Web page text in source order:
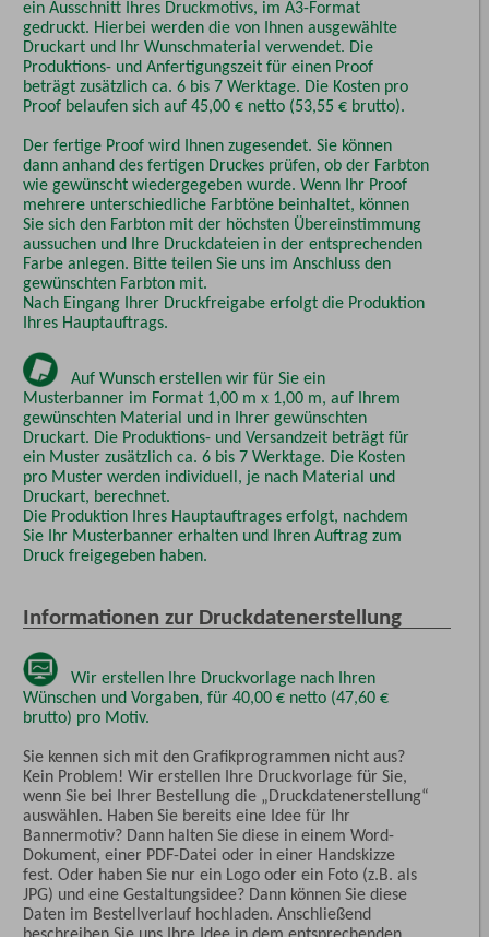
ein Ausschnitt Ihres Druckmotivs, im A3-Format
gedruckt. Hierbei werden die von Ihnen ausgewählte
Druckart und Ihr Wunschmaterial verwendet. Die
Produktions- und Anfertigungszeit für einen Proof
beträgt zusätzlich ca. 6 bis 7 Werktage. Die Kosten pro
Proof belaufen sich auf 45,00 € netto (53,55 € brutto).
Der fertige Proof wird Ihnen zugesendet. Sie können
dann anhand des fertigen Druckes prüfen, ob der Farbton
wie gewünscht wiedergegeben wurde. Wenn Ihr Proof
mehrere unterschiedliche Farbtöne beinhaltet, können
Sie sich den Farbton mit der höchsten Übereinstimmung
aussuchen und Ihre Druckdateien in der entsprechenden
Farbe anlegen. Bitte teilen Sie uns im Anschluss den
gewünschten Farbton mit.
Nach Eingang Ihrer Druckfreigabe erfolgt die Produktion
Ihres Hauptauftrags.
Auf Wunsch erstellen wir für Sie ein
Musterbanner im Format 1,00 m x 1,00 m, auf Ihrem
gewünschten Material und in Ihrer gewünschten
Druckart. Die Produktions- und Versandzeit beträgt für
ein Muster zusätzlich ca. 6 bis 7 Werktage. Die Kosten
pro Muster werden individuell, je nach Material und
Druckart, berechnet.
Die Produktion Ihres Hauptauftrages erfolgt, nachdem
Sie Ihr Musterbanner erhalten und Ihren Auftrag zum
Druck freigegeben haben.
Informationen zur Druckdatenerstellung
Wir erstellen Ihre Druckvorlage nach Ihren
Wünschen und Vorgaben, für 40,00 € netto (47,60 €
brutto) pro Motiv.
Sie kennen sich mit den Grafikprogrammen nicht aus?
Kein Problem! Wir erstellen Ihre Druckvorlage für Sie,
wenn Sie bei Ihrer Bestellung die „Druckdatenerstellung“
auswählen. Haben Sie bereits eine Idee für Ihr
Bannermotiv? Dann halten Sie diese in einem Word-
Dokument, einer PDF-Datei oder in einer Handskizze
fest. Oder haben Sie nur ein Logo oder ein Foto (z.B. als
JPG) und eine Gestaltungsidee? Dann können Sie diese
Daten im Bestellverlauf hochladen. Anschließend